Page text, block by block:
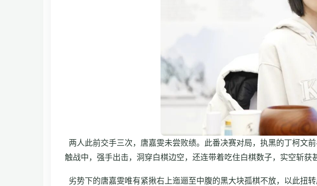
两人此前交手三次，唐嘉雯未尝败绩。此番决赛对局，执黑的丁柯文
触战中，强手出击，洞穿白棋边空，还连带着吃住白棋数子，实空斩获
劣势下的唐嘉雯唯有紧揪右上迤逦至中腹的黑大块孤棋不放，以此扭